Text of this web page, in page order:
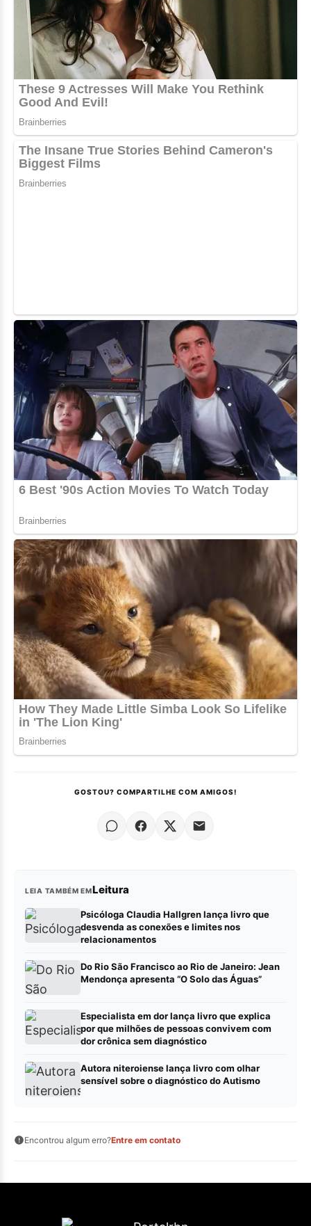
GOSTOU? COMPARTILHE COM AMIGOS!
LEIA TAMBÉM EMLeitura
Psicóloga Claudia Hallgren lança livro que
desvenda as conexões e limites nos
relacionamentos
Do Rio São Francisco ao Rio de Janeiro: Jean
Mendonça apresenta “O Solo das Águas”
Especialista em dor lança livro que explica
por que milhões de pessoas convivem com
dor crônica sem diagnóstico
Autora niteroiense lança livro com olhar
sensível sobre o diagnóstico do Autismo
Encontrou algum erro?Entre em contato